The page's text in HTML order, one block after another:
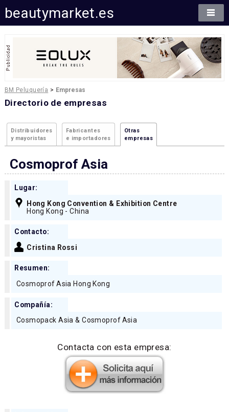
beautymarket.es
BM Peluquería > Empresas
Directorio de empresas
Distribuidores
y mayoristas
Fabricantes
e importadores
Otras
empresas
Cosmoprof Asia
Lugar:
Hong Kong Convention & Exhibition Centre
Hong Kong - China
Contacto:
Cristina Rossi
Resumen:
Cosmoprof Asia Hong Kong
Compañía:
Cosmopack Asia & Cosmoprof Asia
Contacta con esta empresa: